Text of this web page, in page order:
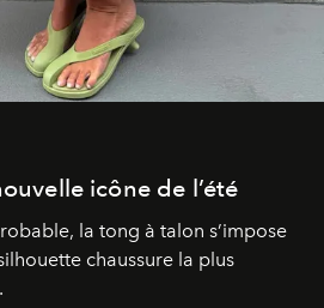
icône de l’été
la tong à talon s’impose
chaussure la plus